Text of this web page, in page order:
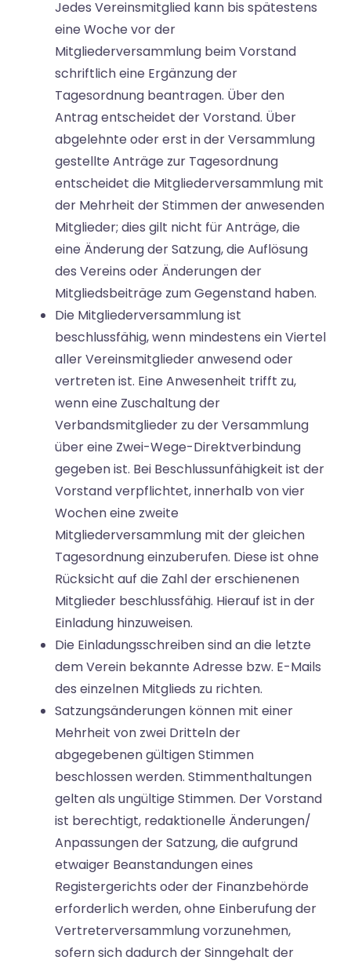
Jedes Vereinsmitglied kann bis spätestens
eine Woche vor der
Mitgliederversammlung beim Vorstand
schriftlich eine Ergänzung der
Tagesordnung beantragen. Über den
Antrag entscheidet der Vorstand. Über
abgelehnte oder erst in der Versammlung
gestellte Anträge zur Tagesordnung
entscheidet die Mitgliederversammlung mit
der Mehrheit der Stimmen der anwesenden
Mitglieder; dies gilt nicht für Anträge, die
eine Änderung der Satzung, die Auflösung
des Vereins oder Änderungen der
Mitgliedsbeiträge zum Gegenstand haben.
Die Mitgliederversammlung ist
beschlussfähig, wenn mindestens ein Viertel
aller Vereinsmitglieder anwesend oder
vertreten ist. Eine Anwesenheit trifft zu,
wenn eine Zuschaltung der
Verbandsmitglieder zu der Versammlung
über eine Zwei-Wege-Direktverbindung
gegeben ist. Bei Beschlussunfähigkeit ist der
Vorstand verpflichtet, innerhalb von vier
Wochen eine zweite
Mitgliederversammlung mit der gleichen
Tagesordnung einzuberufen. Diese ist ohne
Rücksicht auf die Zahl der erschienenen
Mitglieder beschlussfähig. Hierauf ist in der
Einladung hinzuweisen.
Die Einladungsschreiben sind an die letzte
dem Verein bekannte Adresse bzw. E-Mails
des einzelnen Mitglieds zu richten.
Satzungsänderungen können mit einer
Mehrheit von zwei Dritteln der
abgegebenen gültigen Stimmen
beschlossen werden. Stimmenthaltungen
gelten als ungültige Stimmen. Der Vorstand
ist berechtigt, redaktionelle Änderungen/
Anpassungen der Satzung, die aufgrund
etwaiger Beanstandungen eines
Registergerichts oder der Finanzbehörde
erforderlich werden, ohne Einberufung der
Vertreterversammlung vorzunehmen,
sofern sich dadurch der Sinngehalt der